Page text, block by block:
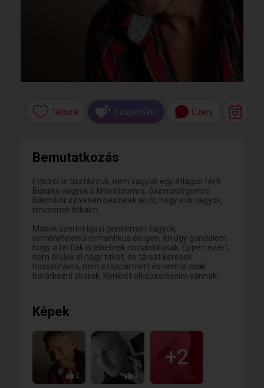
Tetszik SzuperSzív Üzenj
Bemutatkozás
Először is tisztázzuk, nem vagyok egy átlagos férfi.
Büszke vagyok a kitartásomra, őszinteségemre
Bármikor szívesen beszélek arról, hogy ki is vagyok,
nincsenek titkaim.
Mások szerint igazi gentleman vagyok,
reménytelenül romantikus és igen, én úgy gondolom,
hogy a férfiak is lehetnek romantikusak. Éppen ezért,
nem árulok el nagy titkot, de társat keresek
hosszútávra, nem szexpartnert és nem is csak
barátkozni akarok. Konkrét elképzeléseim vannak.
Képek
2 2
+2